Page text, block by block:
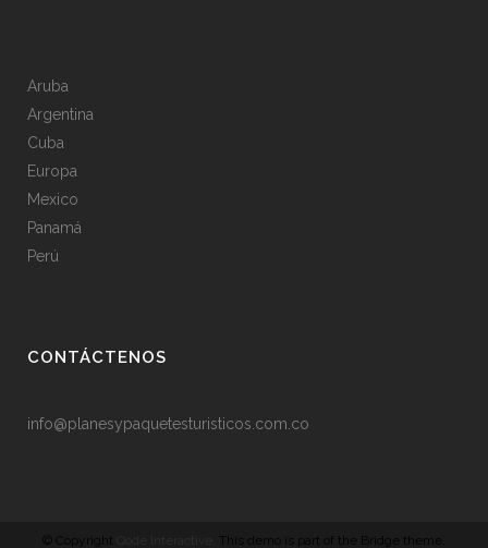
Aruba
Argentina
Cuba
Europa
Mexico
Panamá
Perú
CONTÁCTENOS
info@planesypaquetesturisticos.com.co
© Copyright This demo is part of the Bridge theme.